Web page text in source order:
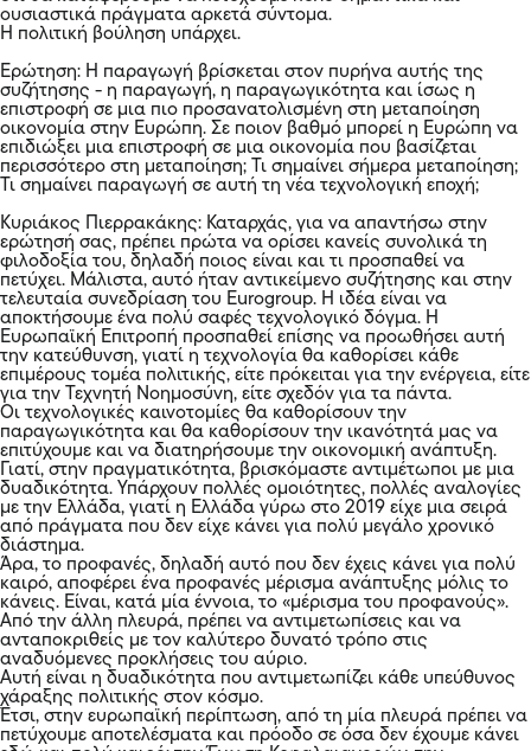
ουσιαστικά πράγματα αρκετά σύντομα.
Η πολιτική βούληση υπάρχει.
Ερώτηση: Η παραγωγή βρίσκεται στον πυρήνα αυτής της
συζήτησης - η παραγωγή, η παραγωγικότητα και ίσως η
επιστροφή σε μια πιο προσανατολισμένη στη μεταποίηση
οικονομία στην Ευρώπη. Σε ποιον βαθμό μπορεί η Ευρώπη να
επιδιώξει μια επιστροφή σε μια οικονομία που βασίζεται
περισσότερο στη μεταποίηση; Τι σημαίνει σήμερα μεταποίηση;
Τι σημαίνει παραγωγή σε αυτή τη νέα τεχνολογική εποχή;
Κυριάκος Πιερρακάκης: Καταρχάς, για να απαντήσω στην
ερώτησή σας, πρέπει πρώτα να ορίσει κανείς συνολικά τη
φιλοδοξία του, δηλαδή ποιος είναι και τι προσπαθεί να
πετύχει. Μάλιστα, αυτό ήταν αντικείμενο συζήτησης και στην
τελευταία συνεδρίαση του Eurogroup. Η ιδέα είναι να
αποκτήσουμε ένα πολύ σαφές τεχνολογικό δόγμα. Η
Ευρωπαϊκή Επιτροπή προσπαθεί επίσης να προωθήσει αυτή
την κατεύθυνση, γιατί η τεχνολογία θα καθορίσει κάθε
επιμέρους τομέα πολιτικής, είτε πρόκειται για την ενέργεια, είτε
για την Τεχνητή Νοημοσύνη, είτε σχεδόν για τα πάντα.
Οι τεχνολογικές καινοτομίες θα καθορίσουν την
παραγωγικότητα και θα καθορίσουν την ικανότητά μας να
επιτύχουμε και να διατηρήσουμε την οικονομική ανάπτυξη.
Γιατί, στην πραγματικότητα, βρισκόμαστε αντιμέτωποι με μια
δυαδικότητα. Υπάρχουν πολλές ομοιότητες, πολλές αναλογίες
με την Ελλάδα, γιατί η Ελλάδα γύρω στο 2019 είχε μια σειρά
από πράγματα που δεν είχε κάνει για πολύ μεγάλο χρονικό
διάστημα.
Άρα, το προφανές, δηλαδή αυτό που δεν έχεις κάνει για πολύ
καιρό, αποφέρει ένα προφανές μέρισμα ανάπτυξης μόλις το
κάνεις. Είναι, κατά μία έννοια, το «μέρισμα του προφανούς».
Από την άλλη πλευρά, πρέπει να αντιμετωπίσεις και να
ανταποκριθείς με τον καλύτερο δυνατό τρόπο στις
αναδυόμενες προκλήσεις του αύριο.
Αυτή είναι η δυαδικότητα που αντιμετωπίζει κάθε υπεύθυνος
χάραξης πολιτικής στον κόσμο.
Έτσι, στην ευρωπαϊκή περίπτωση, από τη μία πλευρά πρέπει να
πετύχουμε αποτελέσματα και πρόοδο σε όσα δεν έχουμε κάνει